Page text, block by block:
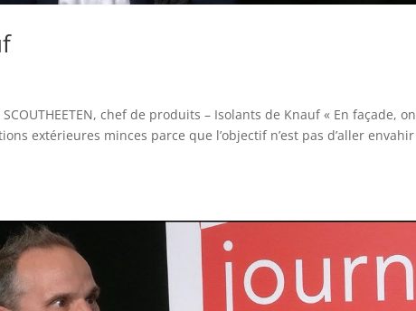
chef de produits – Isolants de Knauf « En façade, on
extérieures minces parce que l’objectif n’est pas d’aller envahir